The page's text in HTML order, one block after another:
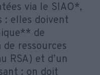
via le SIAO*,
: elles doivent
de
ressources
RSA) et d’un